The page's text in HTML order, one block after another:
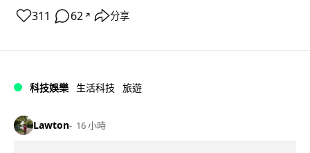
311 62 ↗ 分享
科技娛樂 生活科技 旅遊
Lawton 16 小時